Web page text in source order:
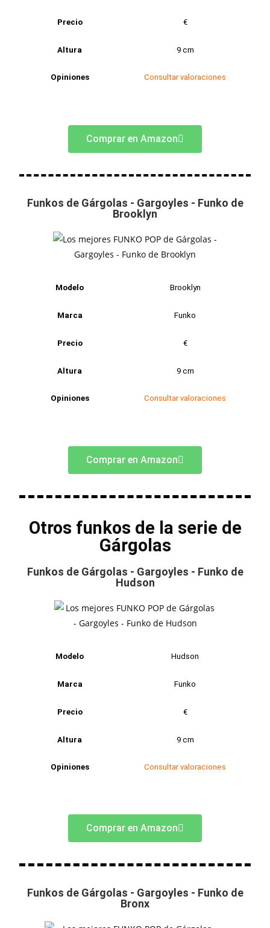
Precio €
Altura 9 cm
Opiniones Consultar valoraciones
Comprar en Amazon
Funkos de Gárgolas - Gargoyles - Funko de
Brooklyn
Modelo Brooklyn
Marca Funko
Precio €
Altura 9 cm
Opiniones Consultar valoraciones
Comprar en Amazon
Otros funkos de la serie de
Gárgolas
Funkos de Gárgolas - Gargoyles - Funko de
Hudson
Modelo Hudson
Marca Funko
Precio €
Altura 9 cm
Opiniones Consultar valoraciones
Comprar en Amazon
Funkos de Gárgolas - Gargoyles - Funko de
Bronx